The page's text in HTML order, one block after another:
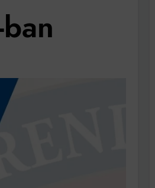
visel. De te miért öltözöl hozzá?
– de nem csak a 80-as években
akkor működik, ha jól van felújítva
a bérleti díjak a ponthatárhirdetés
szépítette meg: minket leplezett le